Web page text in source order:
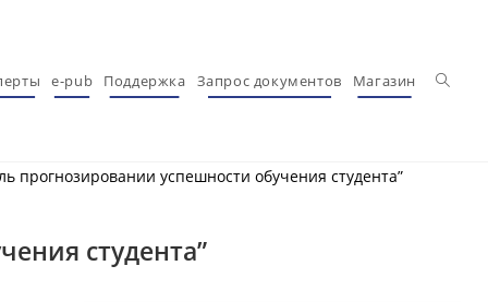
e-pub Поддержка Запрос документов Магазин
прогнозировании успешности обучения студента”
студента”